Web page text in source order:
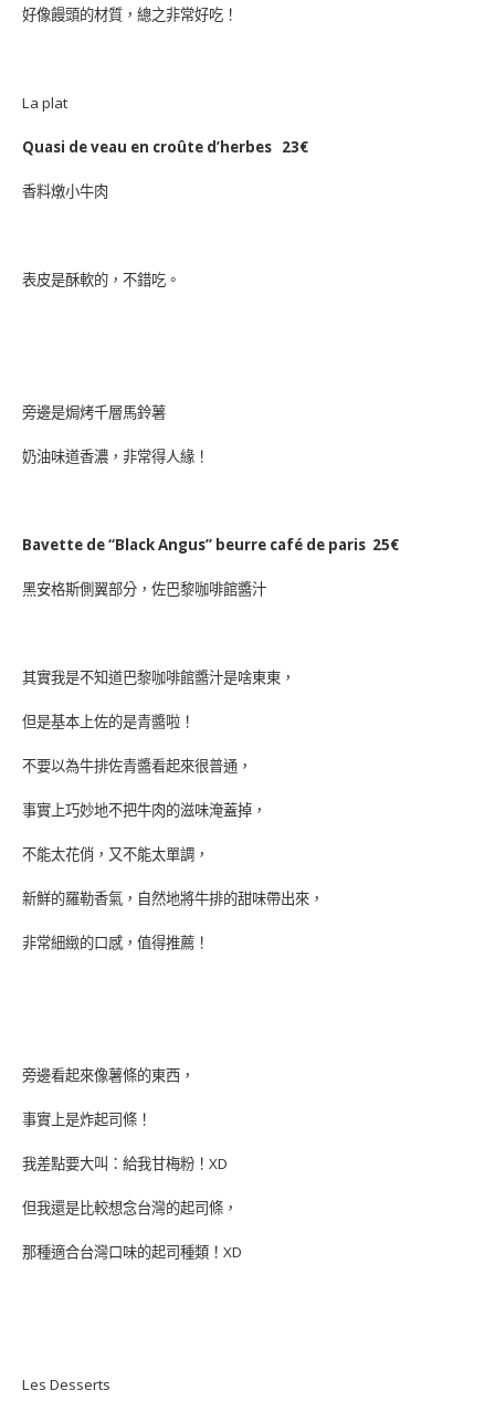
好像饅頭的材質，總之非常好吃！
La plat
Quasi de veau en croûte d’herbes 23€
香料燉小牛肉
表皮是酥軟的，不錯吃。
旁邊是焗烤千層馬鈴薯
奶油味道香濃，非常得人緣！
Bavette de “Black Angus” beurre café de paris 25€
黑安格斯側翼部分，佐巴黎咖啡館醬汁
其實我是不知道巴黎咖啡館醬汁是啥東東，
但是基本上佐的是青醬啦！
不要以為牛排佐青醬看起來很普通，
事實上巧妙地不把牛肉的滋味淹蓋掉，
不能太花俏，又不能太單調，
新鮮的羅勒香氣，自然地將牛排的甜味帶出來，
非常細緻的口感，值得推薦！
旁邊看起來像薯條的東西，
事實上是炸起司條！
我差點要大叫：給我甘梅粉！XD
但我還是比較想念台灣的起司條，
那種適合台灣口味的起司種類！XD
Les Desserts